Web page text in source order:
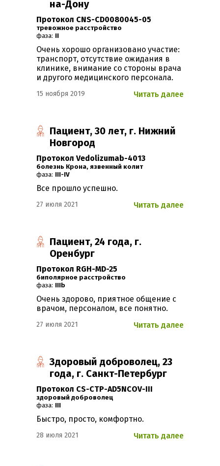
на-Дону
Протокол CNS-CD0080045-05
Тревожное расстройство
фаза: II
Очень хорошо организовано участие:
транспорт, отсутствие ожидания в
клинике, внимание со стороны врача
и другого медицинского персонала.
Читать далее
15 ноября 2019
Пациент, 30 лет, г. Нижний
Новгород
Протокол Vedolizumab-4013
Болезнь Крона,
Язвенный колит
фаза: III-IV
Все прошло успешно.
Читать далее
27 июля 2021
Пациент, 24 года, г.
Оренбург
Протокол RGH-MD-25
Биполярное расстройство
фаза: IIIb
Очень здорово, приятное общение с
врачом, персоналом, все понятно.
Читать далее
27 июля 2021
Здоровый доброволец, 23
года, г. Санкт-Петербург
Протокол CS-CTP-AD5NCOV-III
Здоровый доброволец
фаза: III
Быстро, просто, комфортно.
Читать далее
28 июля 2021